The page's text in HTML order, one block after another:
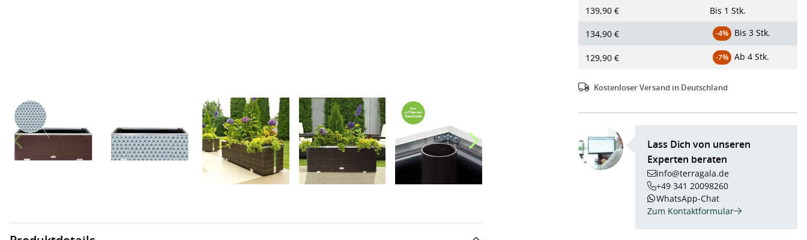
139,90 €
Bis 1 Stk.
134,90 € -4% Bis 3 Stk.
129,90 € -7% Ab 4 Stk.
Kostenloser Versand in Deutschland
Lass Dich von unseren
Experten beraten
info@terragala.de
+49 341 20098260
WhatsApp-Chat
Zum Kontaktformular